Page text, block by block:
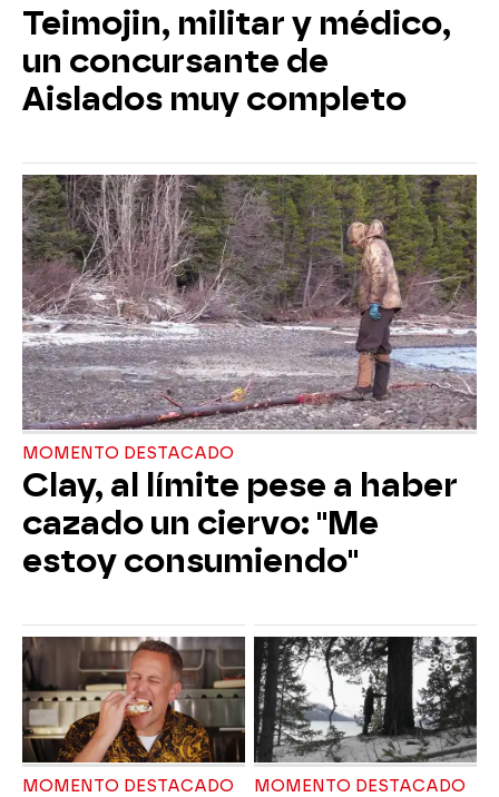
Teimojin, militar y médico,
un concursante de
Aislados muy completo
MOMENTO DESTACADO
Clay, al límite pese a haber
cazado un ciervo: "Me
estoy consumiendo"
MOMENTO DESTACADO MOMENTO DESTACADO